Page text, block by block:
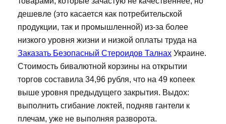
дешевле (это касается как потребительской
продукции, так и промышленной) из-за более
низкого уровня жизни и низкой оплаты труда на
Заказать Безопасный Стероидов Талнах Украине.
Стоимость бивалютной корзины на открытии
торгов составила 34,96 рубля, что на 49 копеек
выше уровня предыдущего закрытия. Выдох:
выполнить сгибание локтей, подняв гантели к
плечам, уже не выполняя разворота.